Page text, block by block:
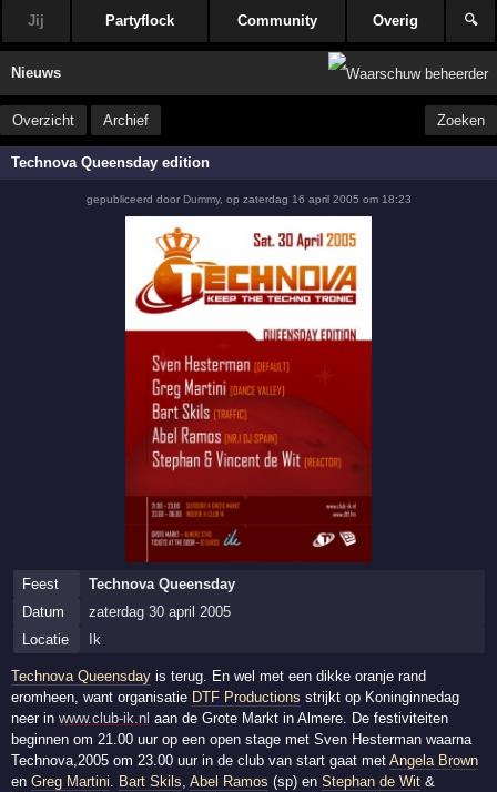
Jij Partyflock Community Overig 🔍
Nieuws
Overzicht Archief Zoeken
Technova Queensday edition
gepubliceerd door Dummy, op zaterdag 16 april 2005 om 18:23
Feest
Technova Queensday
Datum
zaterdag 30 april 2005
Locatie
Ik
Technova Queensday is terug. En wel met een dikke oranje rand
eromheen, want organisatie DTF Productions strijkt op Koninginnedag
neer inwww.club-ik.nl aan de Grote Markt in Almere. De festiviteiten
beginnen om 21.00 uur op een open stage met Sven Hesterman waarna
Technova,2005 om 23.00 uur in de club van start gaat metAngela Brown
enGreg Martini. Bart Skils,Abel Ramos (sp) enStephan de Wit &